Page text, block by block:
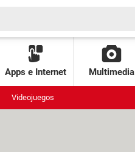
Apps e Internet Multimedia
Videojuegos